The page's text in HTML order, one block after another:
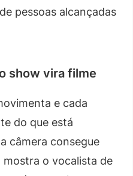
pessoas alcançadas
show vira filme
e cada
do que está
câmera consegue
o vocalista de